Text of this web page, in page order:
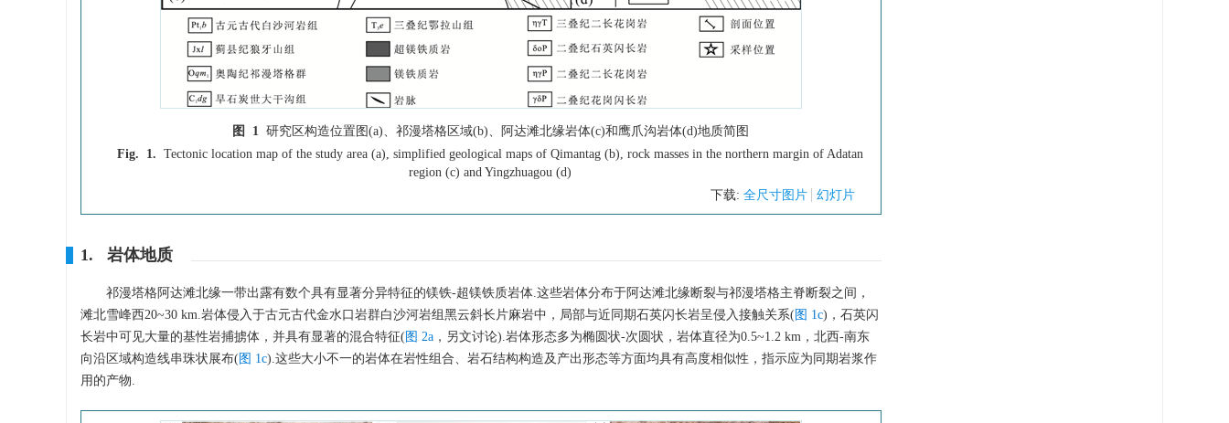
图 1 研究区构造位置图(a)、祁漫塔格区域(b)、阿达滩北缘岩体(c)和鹰爪沟岩体(d)地质简图
Fig. 1. Tectonic location map of the study area (a), simplified geological maps of Qimantag (b), rock masses in the northern margin of Adatan
region (c) and Yingzhuagou (d)
下载: 全尺寸图片 幻灯片
1. 岩体地质
祁漫塔格阿达滩北缘一带出露有数个具有显著分异特征的镁铁-超镁铁质岩体.这些岩体分布于阿达滩北缘断裂与祁漫塔格主脊断裂之间，
滩北雪峰西20~30 km.岩体侵入于古元古代金水口岩群白沙河岩组黑云斜长片麻岩中，局部与近同期石英闪长岩呈侵入接触关系(图 1c)，石英闪
长岩中可见大量的基性岩捕掳体，并具有显著的混合特征(图 2a ，另文讨论).岩体形态多为椭圆状-次圆状，岩体直径为0.5~1.2 km，北西-南东
向沿区域构造线串珠状展布(图 1c).这些大小不一的岩体在岩性组合、岩石结构构造及产出形态等方面均具有高度相似性，指示应为同期岩浆作
用的产物.